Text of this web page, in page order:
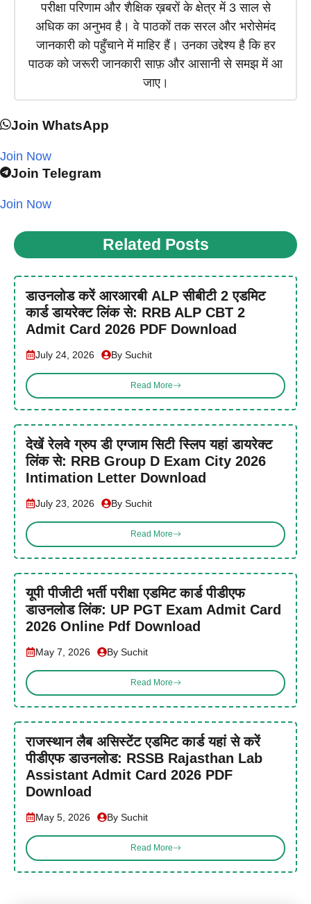
परीक्षा परिणाम और शैक्षिक ख़बरों के क्षेत्र में 3 साल से
अधिक का अनुभव है। वे पाठकों तक सरल और भरोसेमंद
जानकारी को पहुँचाने में माहिर हैं। उनका उद्देश्य है कि हर
पाठक को जरूरी जानकारी साफ़ और आसानी से समझ में आ
जाए।
Join WhatsApp
Join Now
Join Telegram
Join Now
Related Posts
डाउनलोड करें आरआरबी ALP सीबीटी 2 एडमिट
कार्ड डायरेक्ट लिंक से: RRB ALP CBT 2
Admit Card 2026 PDF Download
July 24, 2026 By Suchit
Read More
देखें रेलवे ग्रुप डी एग्जाम सिटी स्लिप यहां डायरेक्ट
लिंक से: RRB Group D Exam City 2026
Intimation Letter Download
July 23, 2026 By Suchit
Read More
यूपी पीजीटी भर्ती परीक्षा एडमिट कार्ड पीडीएफ
डाउनलोड लिंक: UP PGT Exam Admit Card
2026 Online Pdf Download
May 7, 2026 By Suchit
Read More
राजस्थान लैब असिस्टेंट एडमिट कार्ड यहां से करें
पीडीएफ डाउनलोड: RSSB Rajasthan Lab
Assistant Admit Card 2026 PDF
Download
May 5, 2026 By Suchit
Read More